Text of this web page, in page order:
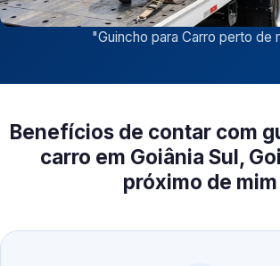
"Guincho para Carro perto de
Benefícios de contar com
carro em Goiânia Sul,
próximo de mim